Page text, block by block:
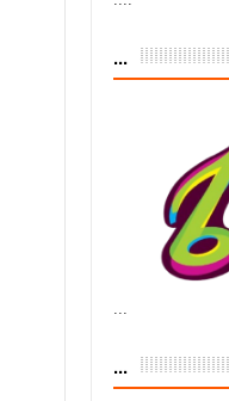
Tempranas con
en la vía pública y
de
...
...